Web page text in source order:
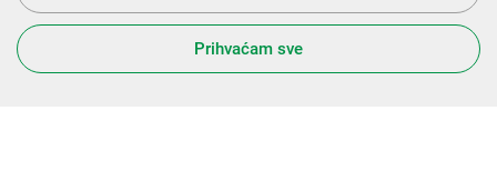
Prihvaćam sve